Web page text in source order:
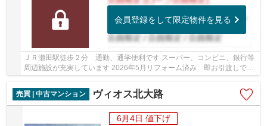
会員登録をして限定物件を見る
ＪＲ瀬田駅徒歩２分 通勤、通学便利です スーパー、コンビニ、銀行等
周辺施設が充実しています 2026年5月リフォーム済み 即お引渡しでき
ます キッチン、浴室、洗面化粧台、トイレ...
売買 | 中古マンション
ヴィオス北大路
6月4日 値下げ